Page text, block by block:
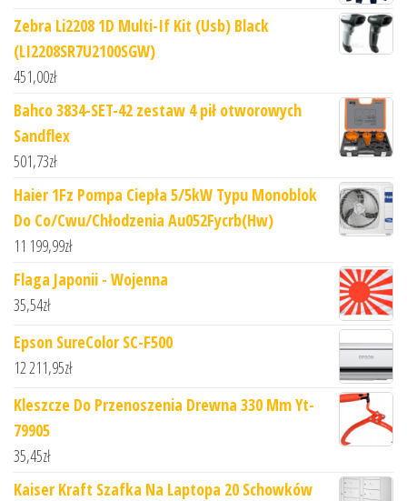
Zebra Li2208 1D Multi-If Kit (Usb) Black
(LI2208SR7U2100SGW)
451,00zł
Bahco 3834-SET-42 zestaw 4 pił otworowych
Sandflex
501,73zł
Haier 1Fz Pompa Ciepła 5/5kW Typu Monoblok
Do Co/Cwu/Chłodzenia Au052Fycrb(Hw)
11 199,99zł
Flaga Japonii - Wojenna
35,54zł
Epson SureColor SC-F500
12 211,95zł
Kleszcze Do Przenoszenia Drewna 330 Mm Yt-
79905
35,45zł
Kaiser Kraft Szafka Na Laptopa 20 Schowków